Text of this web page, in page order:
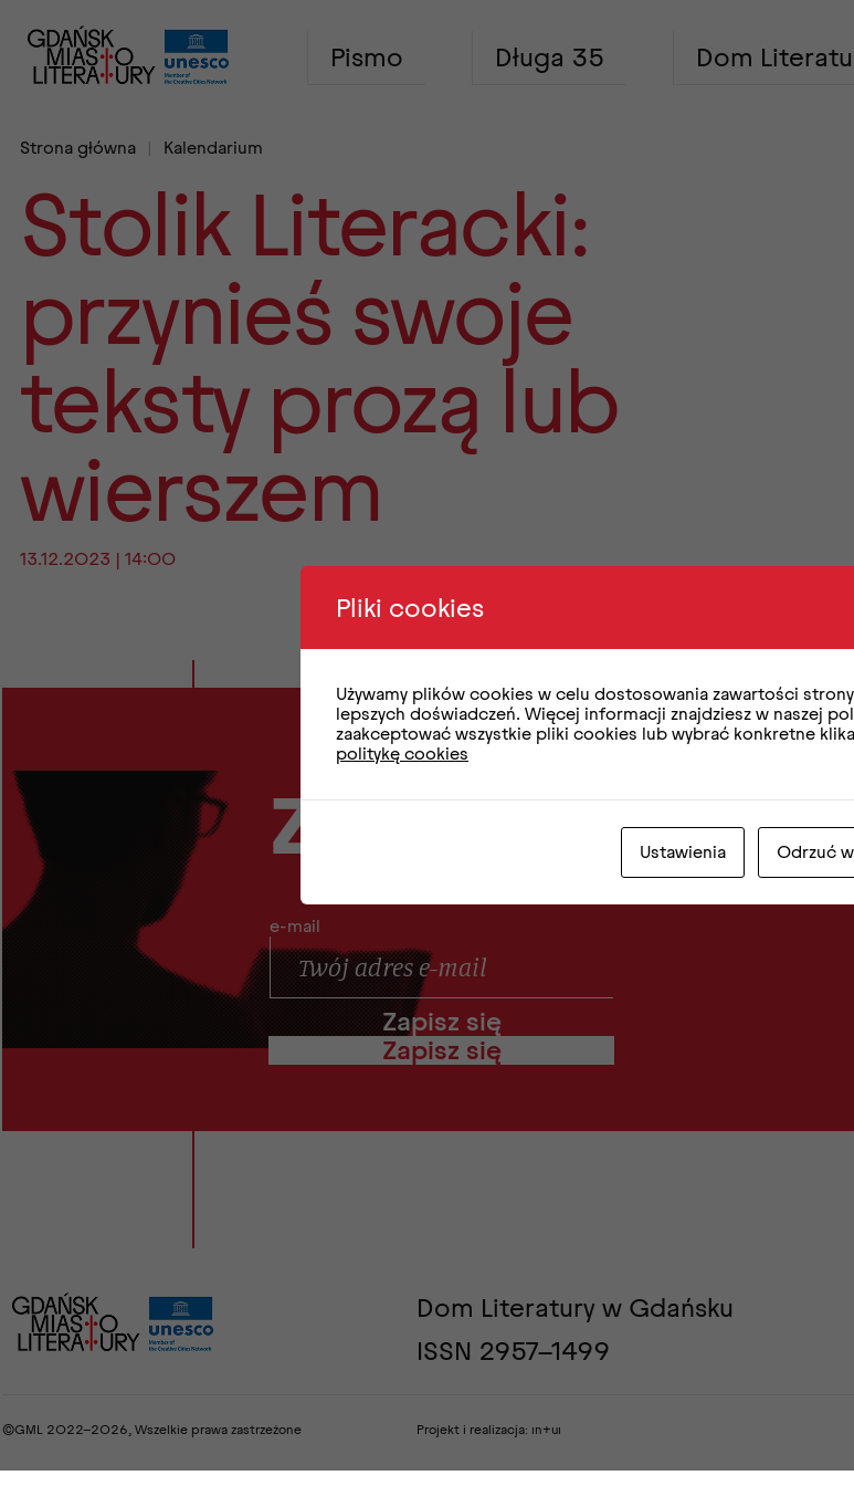
Pismo Długa 35 Dom
Strona główna Kalendarium
Stolik Literacki:
przynieś swoje
teksty prozą lub
wierszem
13.12.2023 | 14:00
Zapisz się do
e-mail
Zapisz się
Dom Literatury w Gdańsku
ISSN 2957-1499
©GML 2022–2026, Wszelkie prawa zastrzeżone Projekt i realizacja: ın+uı
Pliki cookies
Używamy plików cookies w celu dostosowania zawartości
lepszych doświadczeń. Więcej informacji znajdziesz w naszej
zaakceptować wszystkie pliki cookies lub wybrać konkretne
politykę cookies
Ustawienia Odrzuć